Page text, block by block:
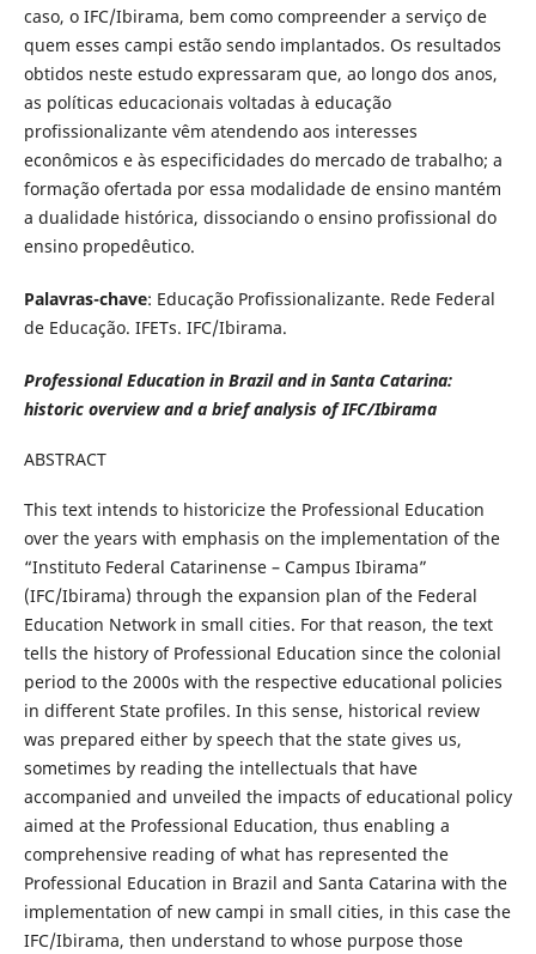
caso, o IFC/Ibirama, bem como compreender a serviço de
quem esses campi estão sendo implantados. Os resultados
obtidos neste estudo expressaram que, ao longo dos anos,
as políticas educacionais voltadas à educação
profissionalizante vêm atendendo aos interesses
econômicos e às especificidades do mercado de trabalho; a
formação ofertada por essa modalidade de ensino mantém
a dualidade histórica, dissociando o ensino profissional do
ensino propedêutico.
Palavras-chave: Educação Profissionalizante. Rede Federal
de Educação. IFETs. IFC/Ibirama.
Professional Education in Brazil and in Santa Catarina:
historic overview and a brief analysis of IFC/Ibirama
ABSTRACT
This text intends to historicize the Professional Education
over the years with emphasis on the implementation of the
“Instituto Federal Catarinense – Campus Ibirama”
(IFC/Ibirama) through the expansion plan of the Federal
Education Network in small cities. For that reason, the text
tells the history of Professional Education since the colonial
period to the 2000s with the respective educational policies
in different State profiles. In this sense, historical review
was prepared either by speech that the state gives us,
sometimes by reading the intellectuals that have
accompanied and unveiled the impacts of educational policy
aimed at the Professional Education, thus enabling a
comprehensive reading of what has represented the
Professional Education in Brazil and Santa Catarina with the
implementation of new campi in small cities, in this case the
IFC/Ibirama, then understand to whose purpose those